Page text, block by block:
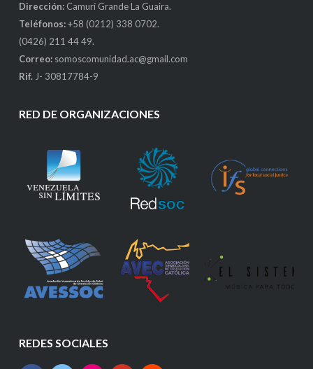
Dirección: Camurí Grande La Guaira.
Teléfonos:+58 (0212) 338 0702.
(0426) 211 44 49.
Correo: somoscomunidad.ac@gmail.com
Rif. J- 30817784-9
RED DE ORGANIZACIONES
REDES SOCIALES